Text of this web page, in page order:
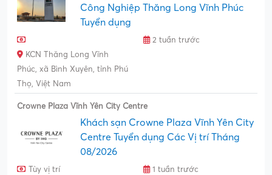
Công Nghiệp Thăng Long Vĩnh Phúc
Tuyển dụng
2 tuần trước
KCN Thăng Long Vĩnh
Phúc, xã Bình Xuyên, tỉnh Phú
Thọ, Việt Nam
Crowne Plaza Vĩnh Yên City Centre
Khách sạn Crowne Plaza Vĩnh Yên City
Centre Tuyển dụng Các Vị trí Tháng
08/2026
Tùy vị trí
1 tuần trước